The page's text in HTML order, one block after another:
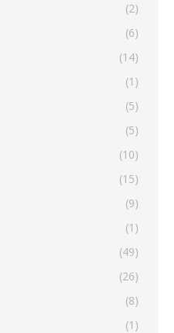
(2)
(6)
(14)
(1)
(5)
(5)
(10)
(15)
(9)
(1)
(49)
(26)
(8)
(1)